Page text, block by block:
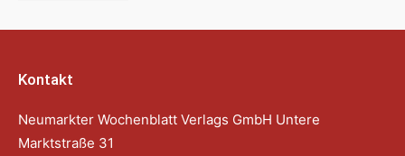
Kontakt
Neumarkter Wochenblatt Verlags GmbH Untere
Marktstraße 31